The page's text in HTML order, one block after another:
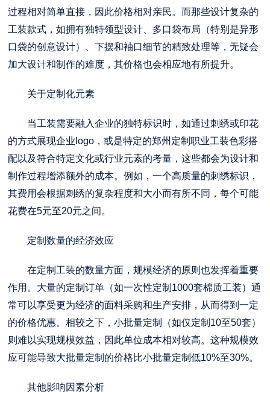
过程相对简单直接，因此价格相对亲民。而那些设计复杂的
工装款式，如拥有独特领型设计、多口袋布局（特别是异形
口袋的创意设计）、下摆和袖口细节的精致处理等，无疑会
加大设计和制作的难度，其价格也会相应地有所提升。
关于定制化元素
当工装需要融入企业的独特标识时，如通过刺绣或印花
的方式展现企业logo，或是特定的郑州定制职业工装色彩搭
配以及符合特定文化或行业元素的考量，这些都会为设计和
制作过程增添额外的成本。例如，一个高质量的刺绣标识，
其费用会根据刺绣的复杂程度和大小而有所不同，每个可能
花费在5元至20元之间。
定制数量的经济效应
在定制工装的数量方面，规模经济的原则也发挥着重要
作用。大量的定制订单（如一次性定制1000套棉质工装）通
常可以享受更为经济的面料采购和生产安排，从而得到一定
的价格优惠。相较之下，小批量定制（如仅定制10至50套）
则难以实现规模效益，因此单位成本相对较高。这种规模效
应可能导致大批量定制的价格比小批量定制低10%至30%。
其他影响因素分析